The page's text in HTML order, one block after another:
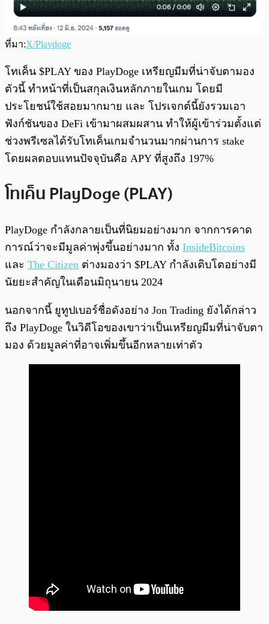
ที่มา:X/Playdoge
โทเค็น $PLAY ของ PlayDoge เหรียญมีมที่น่าจับตามอง
ตัวนี้ ทำหน้าที่เป็นสกุลเงินหลักภายในเกม โดยมี
ประโยชน์ใช้สอยมากมาย และ โปรเจกต์นี้ยังรวมเอา
ฟังก์ชันของ DeFi เข้ามาผสมผสาน ทำให้ผู้เข้าร่วมตั้งแต่
ช่วงพรีเซลได้รับโทเค็นเกมจำนวนมากผ่านการ stake
โดยผลตอบแทนปัจจุบันคือ APY ที่สูงถึง 197%
โทเค็น PlayDoge (PLAY)
PlayDoge กำลังกลายเป็นที่นิยมอย่างมาก จากการคาด
การณ์ว่าจะมีมูลค่าพุ่งขึ้นอย่างมาก ทั้ง InsideBitcoins
และ The Citizen ต่างมองว่า $PLAY กำลังเติบโตอย่างมี
นัยยะสำคัญในเดือนมิถุนายน 2024
นอกจากนี้ ยูทูปเบอร์ชื่อดังอย่าง Jon Trading ยังได้กล่าว
ถึง PlayDoge ในวิดีโอของเขาว่าเป็นเหรียญมีมที่น่าจับตา
มอง ด้วยมูลค่าที่อาจเพิ่มขึ้นอีกหลายเท่าตัว